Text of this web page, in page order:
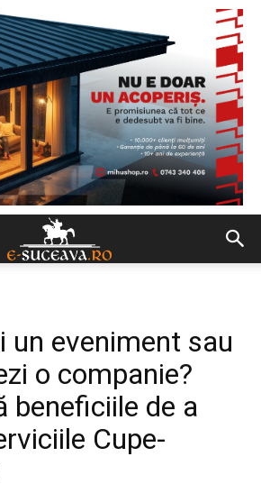
un eveniment sau
o companie?
beneficiile de a
Cupe-